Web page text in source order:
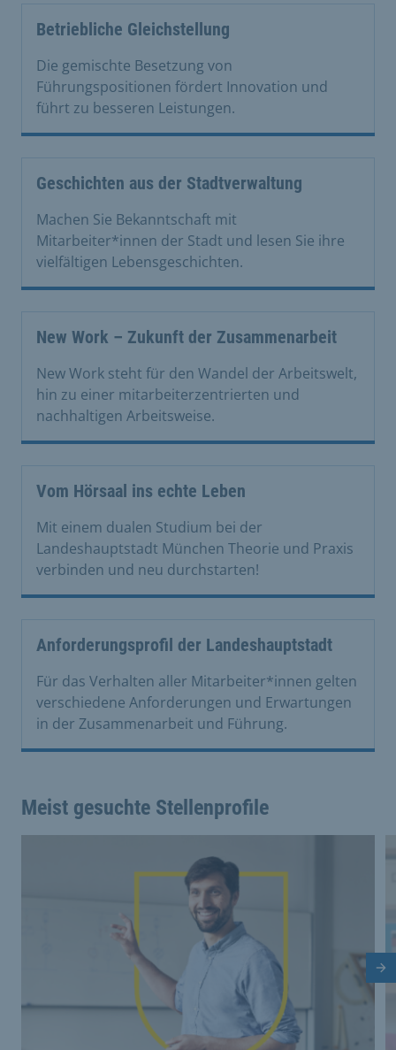
Betriebliche Gleichstellung
Die gemischte Besetzung von
Führungspositionen fördert Innovation und
führt zu besseren Leistungen.
Geschichten aus der Stadtverwaltung
Machen Sie Bekanntschaft mit
Mitarbeiter*innen der Stadt und lesen Sie ihre
vielfältigen Lebensgeschichten.
New Work – Zukunft der Zusammenarbeit
New Work steht für den Wandel der Arbeitswelt,
hin zu einer mitarbeiterzentrierten und
nachhaltigen Arbeitsweise.
Vom Hörsaal ins echte Leben
Mit einem dualen Studium bei der
Landeshauptstadt München Theorie und Praxis
verbinden und neu durchstarten!
Anforderungsprofil der Landeshauptstadt
Für das Verhalten aller Mitarbeiter*innen gelten
verschiedene Anforderungen und Erwartungen
in der Zusammenarbeit und Führung.
Meist gesuchte Stellenprofile